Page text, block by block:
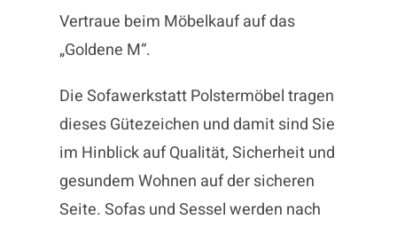
Vertraue beim Möbelkauf auf das
„Goldene M“.
Die Sofawerkstatt Polstermöbel tragen
dieses Gütezeichen und damit sind Sie
im Hinblick auf Qualität, Sicherheit und
gesundem Wohnen auf der sicheren
Seite. Sofas und Sessel werden nach